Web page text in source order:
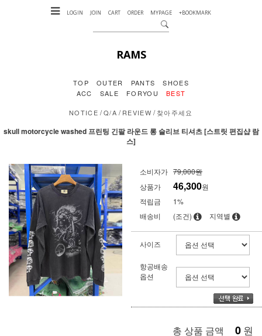
LOGIN JOIN CART ORDER MYPAGE +BOOKMARK
RAMS
TOP OUTER PANTS
SHOES
ACC
SALE FORYOU BEST
NOTICE /Q/A /REVIEW /찾아주세요
skull motorcycle washed 프린팅 긴팔 라운드 롱 슬리브 티셔츠 [스트릿 편집샵 람
스]
소비자가 79,000원
상품가
46,300원
적립금
1%
배송비
(조건) 지역별
사이즈
항공배송
옵션
총 상품 금액 0 원